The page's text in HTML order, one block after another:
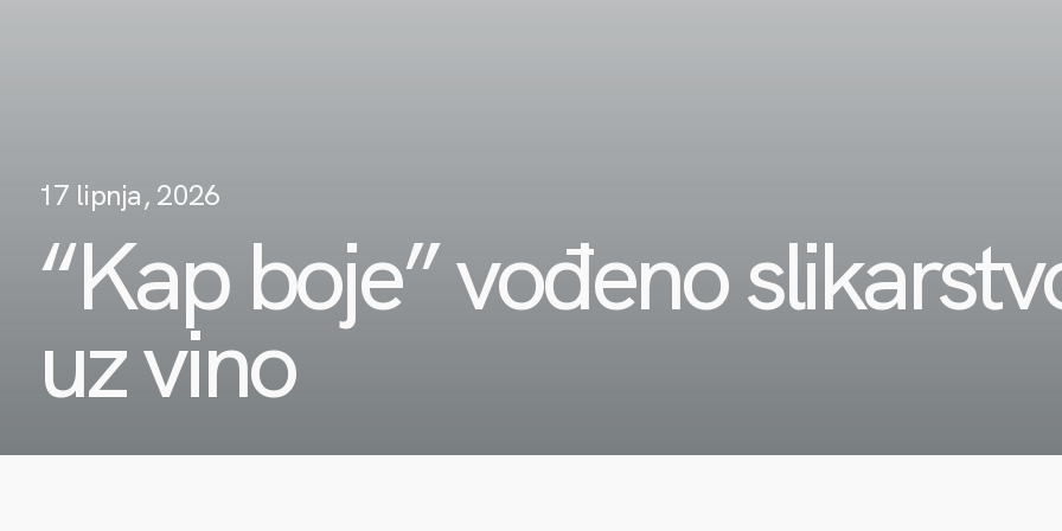
17 lipnja, 2026
“Kap boje” vođeno
uz vino